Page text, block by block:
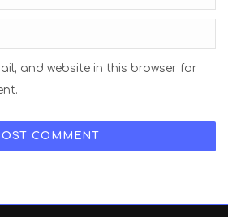
and website in this browser for